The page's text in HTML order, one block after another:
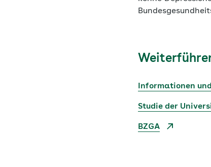
Informationen
Studie der
BZGA